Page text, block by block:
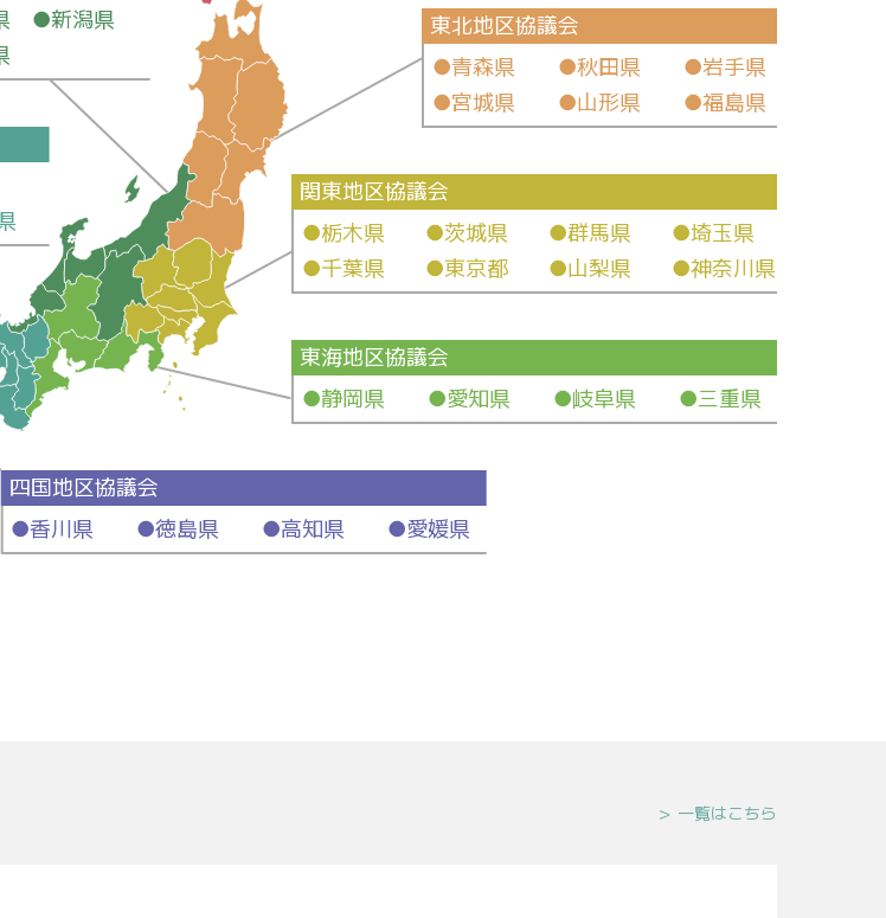
東北地区協議会
●青森県 ●秋田県 ●岩手県
●宮城県 ●山形県 ●福島県
東海地区協議会
●静岡県 ●愛知県 ●岐阜県 ●三重県
四国地区協議会
●香川県 ●徳島県 ●高知県 ●愛媛県
関東地区協議会
●栃木県
●茨城県 ●群馬県 ●埼玉県
●千葉県 ●東京都 ●山梨県 ●神奈川県
●新潟県
一覧はこちら